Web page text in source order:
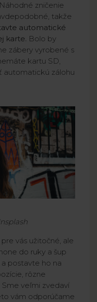
zničenie
takže
automatické
karte. Bolo by
zábery vyrobené s
kartu SD,
automatickú zálohu
vás užitočné, ale
do ruky a šup
postavte ho na
rôzne
veľmi zvedaví
vám odporúčame